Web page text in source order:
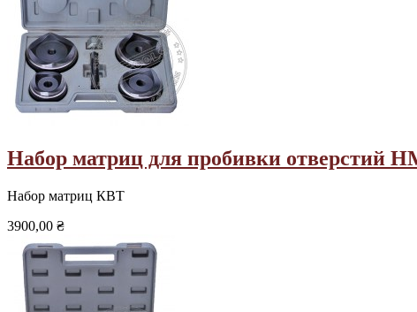
Набор матриц для пробивки отверстий
Набор матриц КВТ
3900,00 ₴